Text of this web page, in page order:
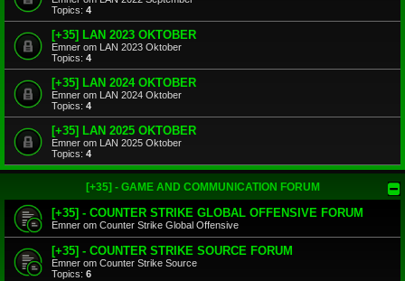
Topics: 4
[+35] LAN 2023 OKTOBER
Emner om LAN 2023 Oktober
Topics: 4
[+35] LAN 2024 OKTOBER
Emner om LAN 2024 Oktober
Topics: 4
[+35] LAN 2025 OKTOBER
Emner om LAN 2025 Oktober
Topics: 4
[+35] - GAME AND COMMUNICATION FORUM
[+35] - COUNTER STRIKE GLOBAL OFFENSIVE FORUM
Emner om Counter Strike Global Offensive
[+35] - COUNTER STRIKE SOURCE FORUM
Emner om Counter Strike Source
Topics: 6